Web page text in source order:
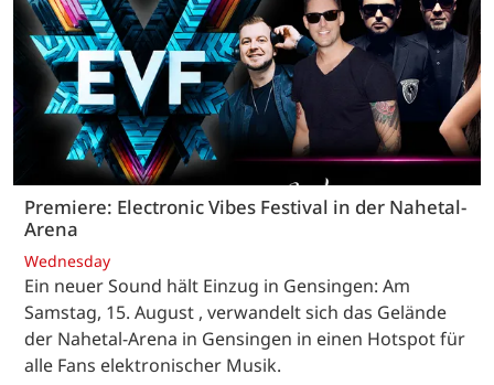
Premiere: Electronic Vibes Festival in der Nahetal-
Arena
Wednesday
Ein neuer Sound hält Einzug in Gensingen: Am
Samstag, 15. August , verwandelt sich das Gelände
der Nahetal-Arena in Gensingen in einen Hotspot für
alle Fans elektronischer Musik.